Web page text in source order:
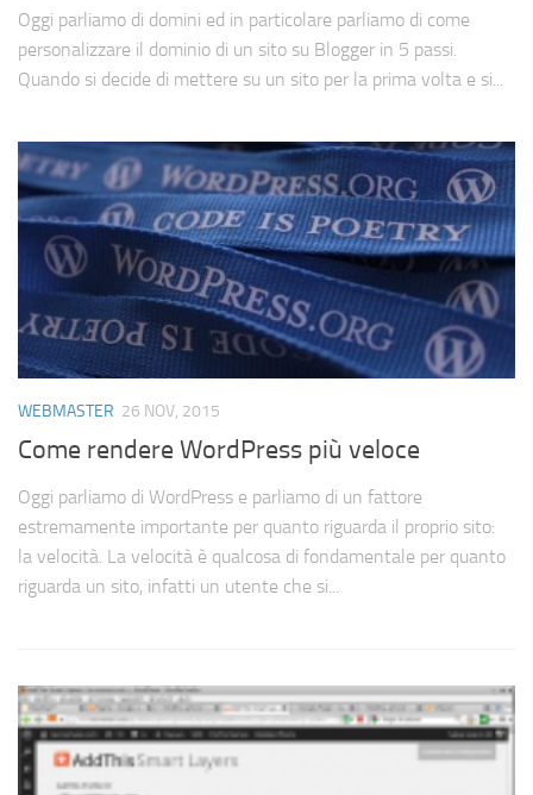
Oggi parliamo di domini ed in particolare parliamo di come
personalizzare il dominio di un sito su Blogger in 5 passi.
Quando si decide di mettere su un sito per la prima volta e si...
WEBMASTER 26 NOV, 2015
Come rendere WordPress più veloce
Oggi parliamo di WordPress e parliamo di un fattore
estremamente importante per quanto riguarda il proprio sito:
la velocità. La velocità è qualcosa di fondamentale per quanto
riguarda un sito, infatti un utente che si...